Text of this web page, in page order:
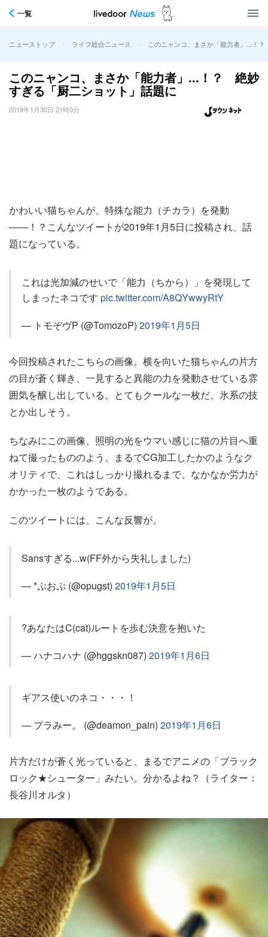
一覧
ニューストップ > ライフ総合ニュース > このニャンコ、まさか「能力者」...！
このニャンコ、まさか「能力者」...！？ 絶妙
すぎる「厨二ショット」話題に
2019年1月30日 21時0分
かわいい猫ちゃんが、特殊な能力（チカラ）を発動
――！？こんなツイートが2019年1月5日に投稿され、話
題になっている。
これは光加減のせいで「能力（ちから）」を発現して
しまったネコです pic.twitter.com/A8QYwwyRtY
— トモぞヴP (@TomozoP) 2019年1月5日
今回投稿されたこちらの画像。横を向いた猫ちゃんの片方
の目が蒼く輝き、一見すると異能の力を発動させている雰
囲気を醸し出している。とてもクールな一枚だ。氷系の技
とか出しそう。
ちなみにこの画像、照明の光をウマい感じに猫の片目へ重
ねて撮ったもののよう。まるでCG加工したかのようなク
オリティで、これはしっかり撮れるまで、なかなか労力が
かかった一枚のようである。
このツイートには、こんな反響が。
Sansすぎる...w(FF外から失礼しました)
— *ぷおぷ (@opugst) 2019年1月5日
?あなたはC(cat)ルートを歩む決意を抱いた
— ハナコハナ (@hggskn087) 2019年1月6日
ギアス使いのネコ・・・！
— プラみー。 (@deamon_pain) 2019年1月6日
片方だけが蒼く光っていると、まるでアニメの「ブラック
ロック★シューター」みたい。分かるよね？（ライター：
長谷川オルタ）